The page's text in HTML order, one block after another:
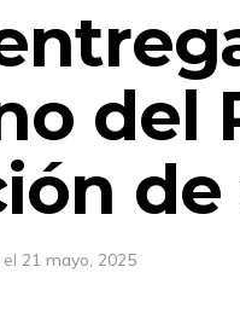
del
el 21 mayo, 2025